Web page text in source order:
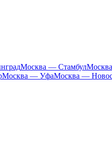
Москва — Стамбул
Москва — УфаМосква —